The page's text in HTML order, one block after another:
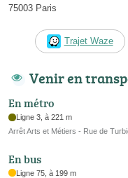
75003 Paris
Trajet Waze
Venir en
En métro
Ligne 3, à 221 m
Arrêt Arts et Métiers - Rue de
En bus
Ligne 75, à 199 m